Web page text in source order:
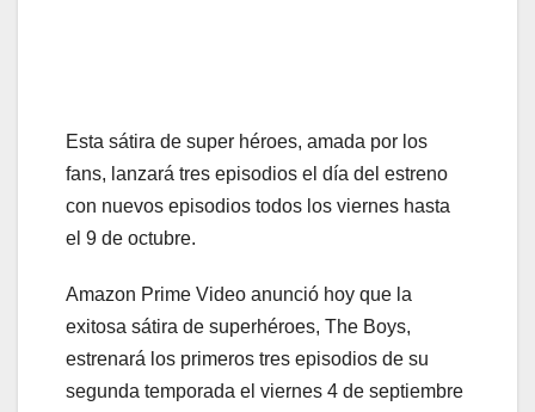
Esta sátira de super héroes, amada por los
fans, lanzará tres episodios el día del estreno
con nuevos episodios todos los viernes hasta
el 9 de octubre.
Amazon Prime Video anunció hoy que la
exitosa sátira de superhéroes, The Boys,
estrenará los primeros tres episodios de su
segunda temporada el viernes 4 de septiembre